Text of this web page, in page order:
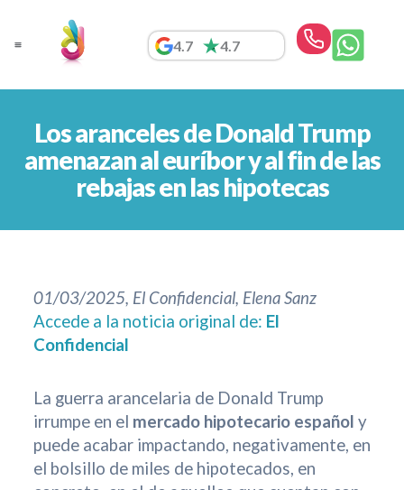
contenido
4.7 4.7
Los aranceles de Donald Trump
amenazan al euríbor y al fin de las
rebajas en las hipotecas
01/03/2025, El Confidencial, Elena Sanz
Accede a la noticia original de: El
Confidencial
La guerra arancelaria de Donald Trump
irrumpe en el mercado hipotecario español y
puede acabar impactando, negativamente, en
el bolsillo de miles de hipotecados, en